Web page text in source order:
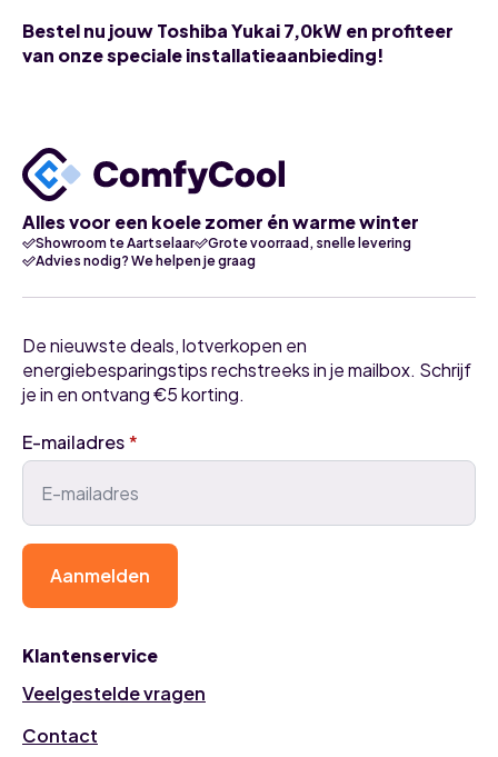
Bestel nu jouw Toshiba Yukai 7,0kW en profiteer
van onze speciale installatieaanbieding!
Alles voor een koele zomer én warme winter
Showroom te Aartselaar
Grote voorraad, snelle levering
Advies nodig? We helpen je graag
Klantenservice
Veelgestelde vragen
Contact
De nieuwste deals, lotverkopen en
energiebesparingstips rechstreeks in je mailbox. Schrijf
je in en ontvang €5 korting.
E-mailadres*
Aanmelden